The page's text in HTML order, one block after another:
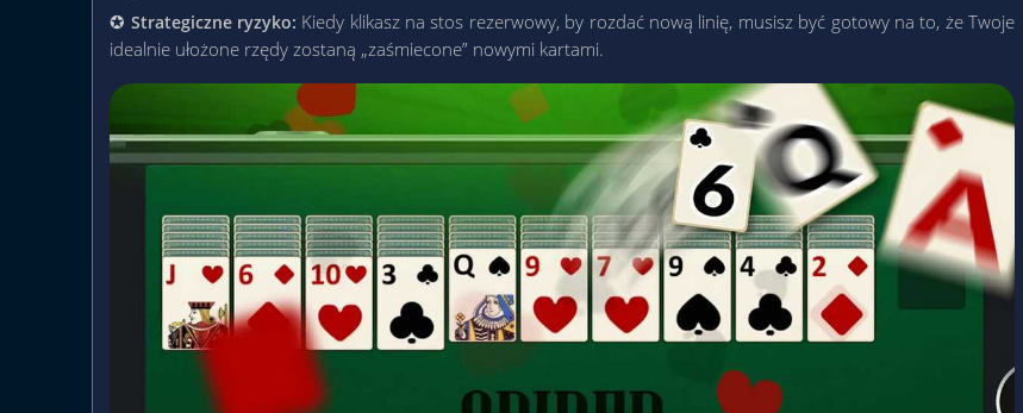
✪ Strategiczne ryzyko: Kiedy klikasz na stos rezerwowy, by rozdać nową linię, musisz być gotowy na to, że Twoje
idealnie ułożone rzędy zostaną „zaśmiecone” nowymi kartami.